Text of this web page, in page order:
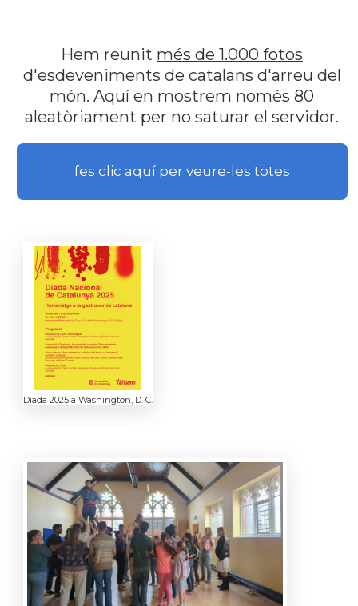
Hem reunit més de 1.000 fotos
d'esdeveniments de catalans d'arreu del
món. Aquí en mostrem només 80
aleatòriament per no saturar el servidor.
fes clic aquí per veure-les totes
Diada 2025 a Washington, D. C.